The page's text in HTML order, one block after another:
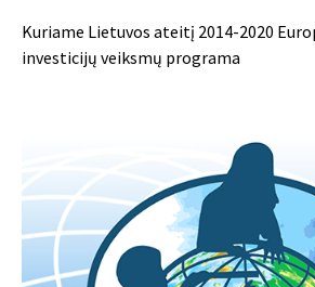
Kuriame Lietuvos ateitį 2014-2020
investicijų veiksmų programa